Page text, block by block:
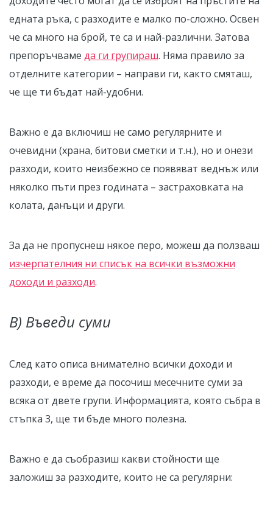
едната ръка, с разходите е малко по-сложно. Освен
че са много на брой, те са и най-различни. Затова
препоръчваме да ги групираш. Няма правило за
отделните категории – направи ги, както смяташ,
че ще ти бъдат най-удобни.
Важно е да включиш не само регулярните и
очевидни (храна, битови сметки и т.н.), но и онези
разходи, които неизбежно се появяват веднъж или
няколко пъти през годината – застраховката на
колата, данъци и други.
За да не пропуснеш някое перо, можеш да ползваш
изчерпателния ни списък на всички възможни
доходи и разходи.
В) Въведи суми
След като описа внимателно всички доходи и
разходи, е време да посочиш месечните суми за
всяка от двете групи. Информацията, която събра в
стъпка 3, ще ти бъде много полезна.
Важно е да съобразиш какви стойности ще
заложиш за разходите, които не са регулярни: